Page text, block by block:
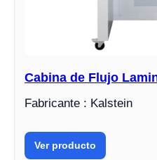
Cabina de Flujo
Fabricante : Kalstein
Ver producto